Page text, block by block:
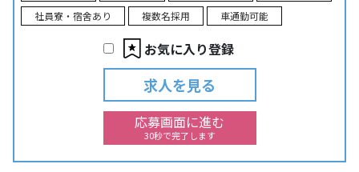
社員寮・宿舍あり
複数名採用 車通勤可能
お気に入り登録
求人を見る
応募画面に進む
30秒で完了します